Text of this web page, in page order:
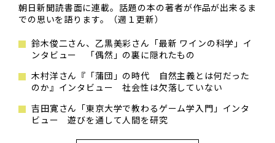
朝日新聞読書面に連載。話題の本の著者が作品が出来るま
での思いを語ります。（週１更新）
鈴木俊二さん、乙黒美彩さん「最新 ワインの科学」イ
ンタビュー 「偶然」の裏に隠れたもの
木村洋さん『「蒲団」の時代 自然主義とは何だった
のか』インタビュー 社会性は欠落していない
吉田寛さん「東京大学で教わるゲーム学入門」インタ
ビュー 遊びを通して人間を研究